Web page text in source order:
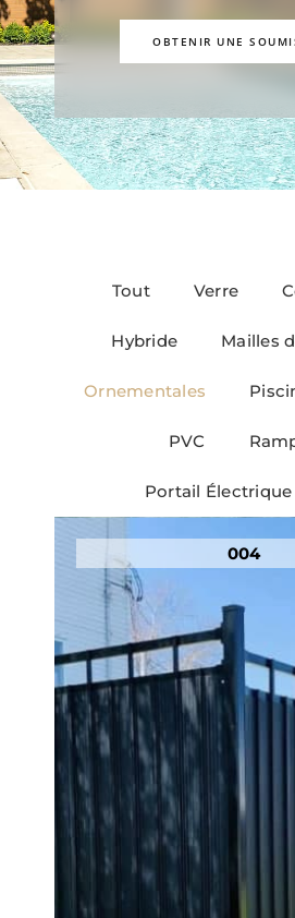
OBTENIR UNE
Tout Verre
Hybride Mailles
Ornementales
PVC
Portail
004